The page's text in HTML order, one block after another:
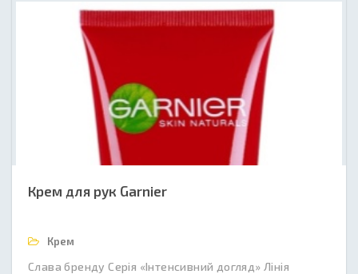
Крем для рук Garnier
Крем
Слава бренду Серія «Інтенсивний догляд» Лінія